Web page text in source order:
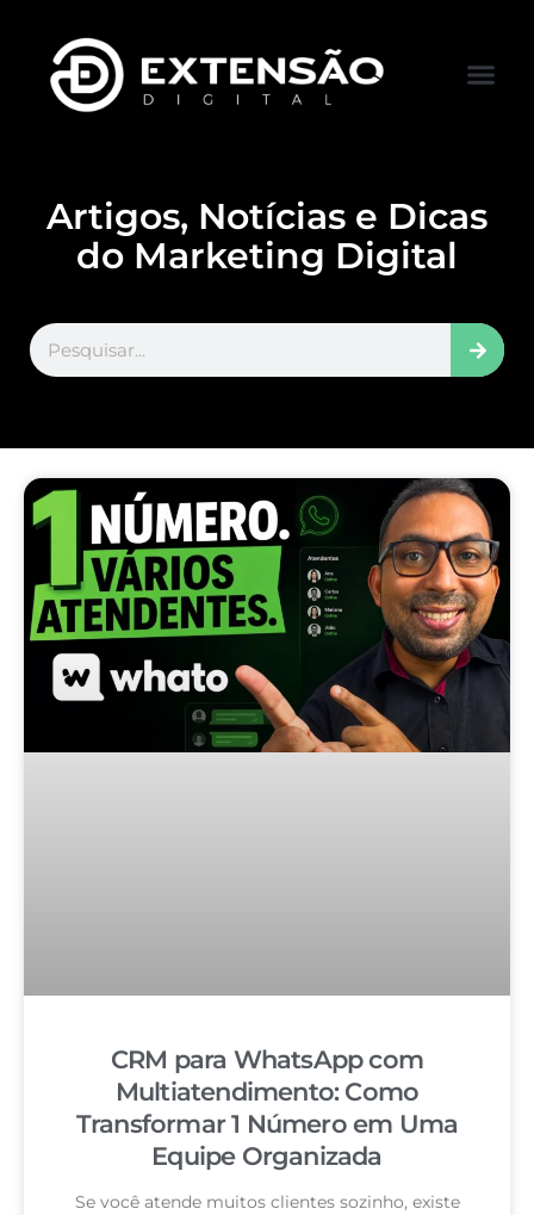
Artigos, Notícias e Dicas
do Marketing Digital
CRM para WhatsApp com
Multiatendimento: Como
Transformar 1 Número em Uma
Equipe Organizada
Se você atende muitos clientes sozinho, existe